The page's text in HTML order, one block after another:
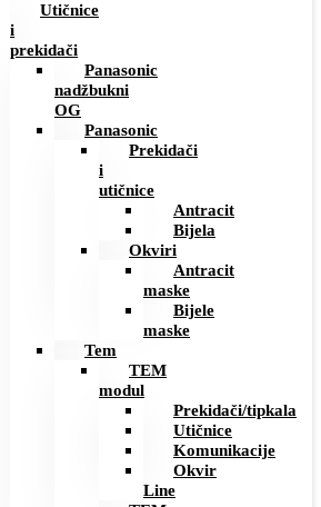
Utičnice
i
prekidači
Panasonic
nadžbukni
OG
Panasonic
Prekidači
i
utičnice
Antracit
Bijela
Okviri
Antracit
maske
Bijele
maske
Tem
TEM
modul
Prekidači/tipkala
Utičnice
Komunikacije
Okvir
Line